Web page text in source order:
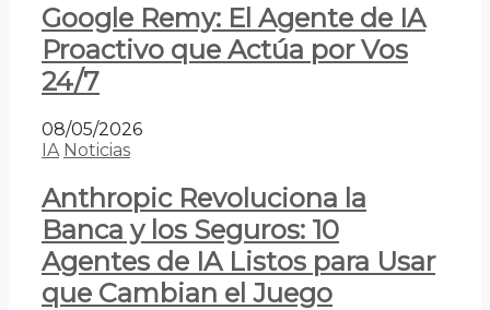
Google Remy: El Agente de IA
Proactivo que Actúa por Vos
24/7
08/05/2026
IA Noticias
Anthropic Revoluciona la
Banca y los Seguros: 10
Agentes de IA Listos para Usar
que Cambian el Juego